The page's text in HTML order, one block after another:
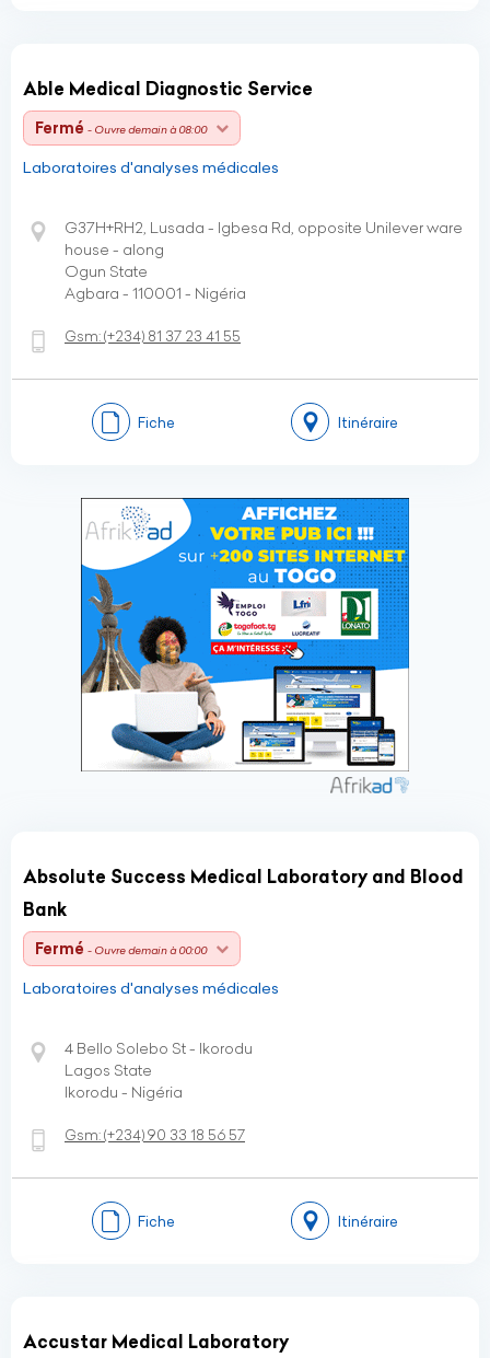
Able Medical Diagnostic Service
Fermé - Ouvre demain à 08:00
Laboratoires d'analyses médicales
G37H+RH2, Lusada - Igbesa Rd, opposite Unilever ware
house - along
Ogun State
Agbara - 110001 - Nigéria
Gsm:(+234) 81 37 23 41 55
Fiche Itinéraire
Absolute Success Medical Laboratory and Blood
Bank
Fermé - Ouvre demain à 00:00
Laboratoires d'analyses médicales
4 Bello Solebo St - Ikorodu
Lagos State
Ikorodu - Nigéria
Gsm:(+234)90 33 18 56 57
Fiche Itinéraire
Accustar Medical Laboratory